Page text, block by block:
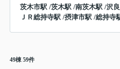
茨木市駅 /茨木駅 /南茨木駅 /沢
ＪＲ総持寺駅 /摂津市駅 /総持寺
49棟 59件